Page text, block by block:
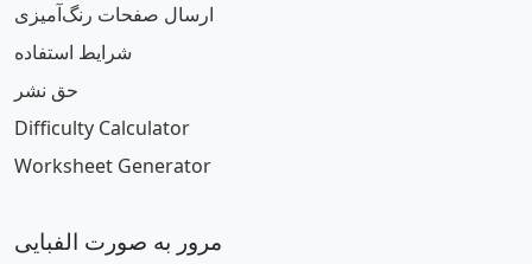
ارسال صفحات رنگ‌آمیزی
شرایط استفاده
حق نشر
Difficulty Calculator
Worksheet Generator
مرور به صورت الفبایی